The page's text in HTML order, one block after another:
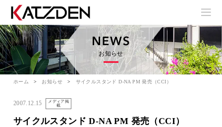
お知らせ
ホーム お知らせ サイクルスタンド D-NA PM 発売（CCI）
2007.12.15
メディア掲
載
サイクルスタンド D-NA PM 発売（CCI）